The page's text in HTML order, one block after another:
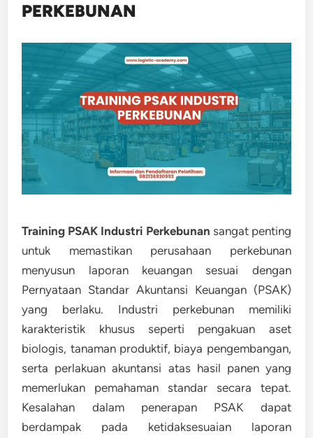
PERKEBUNAN
Training PSAK Industri Perkebunan sangat penting
untuk memastikan perusahaan perkebunan
menyusun laporan keuangan sesuai dengan
Pernyataan Standar Akuntansi Keuangan (PSAK)
yang berlaku. Industri perkebunan memiliki
karakteristik khusus seperti pengakuan aset
biologis, tanaman produktif, biaya pengembangan,
serta perlakuan akuntansi atas hasil panen yang
memerlukan pemahaman standar secara tepat.
Kesalahan dalam penerapan PSAK dapat
berdampak pada ketidaksesuaian laporan